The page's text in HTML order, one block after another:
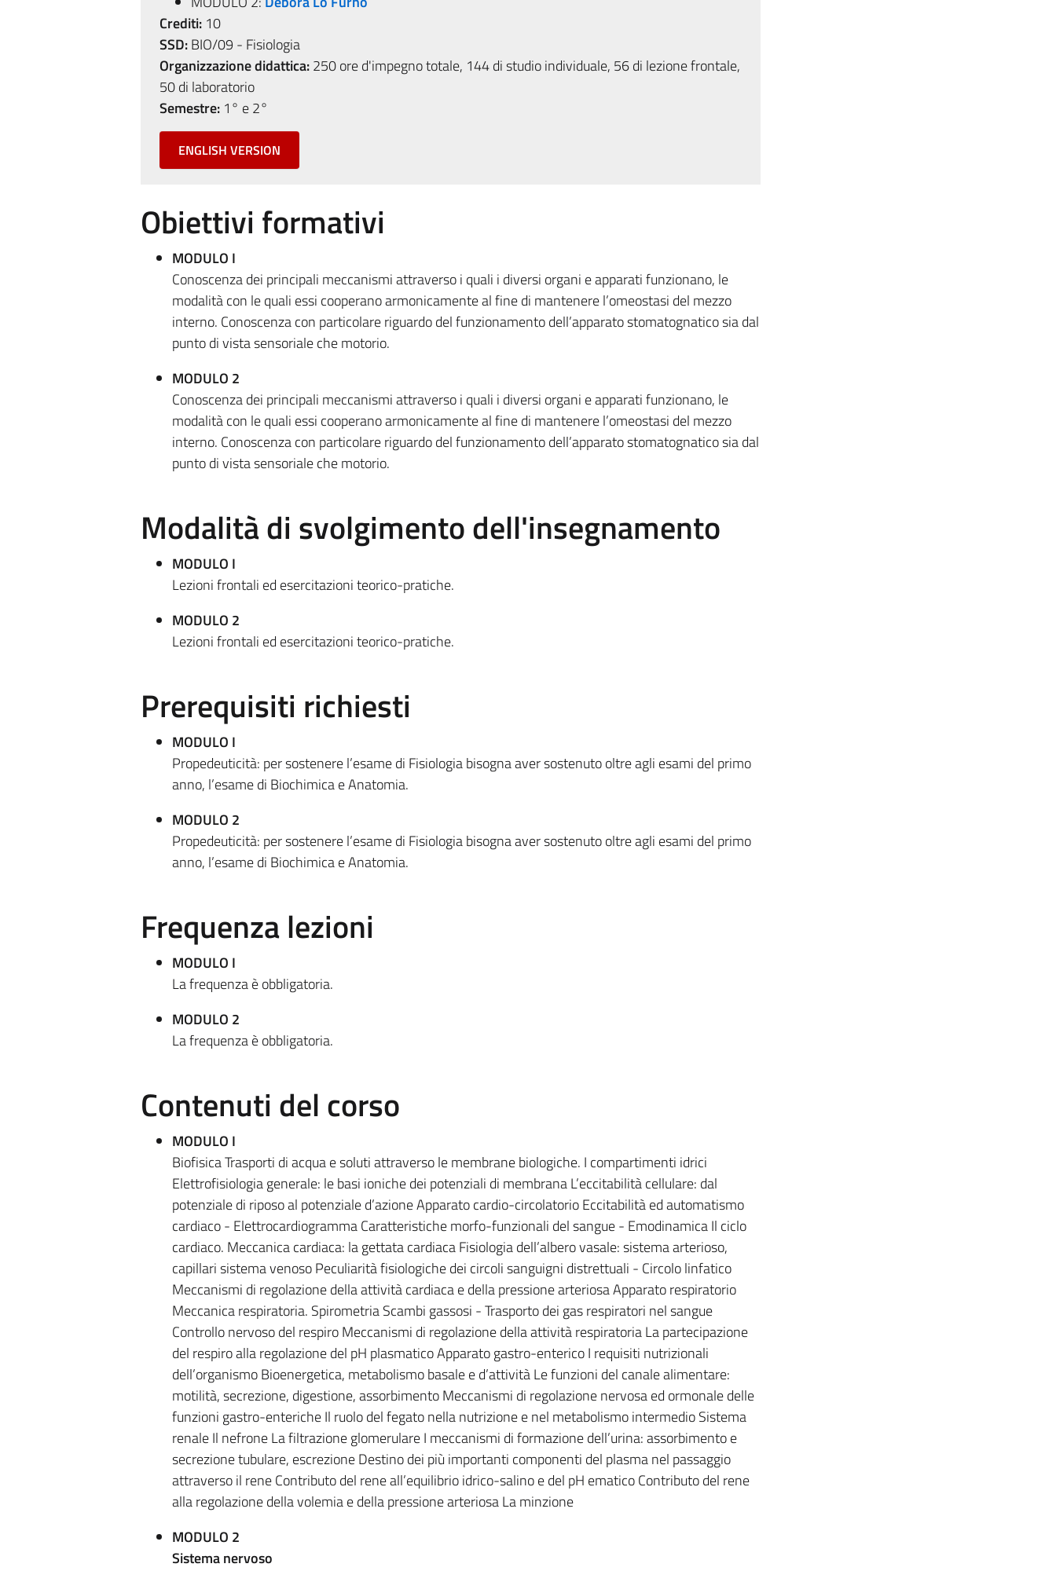
Crediti:10
SSD:BIO/09 - Fisiologia
Organizzazione didattica:250 ore d'impegno totale, 144 di studio individuale, 56 di lezione frontale,
50 di laboratorio
Semestre:1° e 2°
ENGLISH VERSION
Obiettivi formativi
MODULO I
Conoscenza dei principali meccanismi attraverso i quali i diversi organi e apparati funzionano, le
modalità con le quali essi cooperano armonicamente al fine di mantenere l’omeostasi del mezzo
interno. Conoscenza con particolare riguardo del funzionamento dell’apparato stomatognatico sia dal
punto di vista sensoriale che motorio.
MODULO 2
Conoscenza dei principali meccanismi attraverso i quali i diversi organi e apparati funzionano, le
modalità con le quali essi cooperano armonicamente al fine di mantenere l’omeostasi del mezzo
interno. Conoscenza con particolare riguardo del funzionamento dell’apparato stomatognatico sia dal
punto di vista sensoriale che motorio.
Modalità di svolgimento dell'insegnamento
MODULO I
Lezioni frontali ed esercitazioni teorico-pratiche.
MODULO 2
Lezioni frontali ed esercitazioni teorico-pratiche.
Prerequisiti richiesti
MODULO I
Propedeuticità: per sostenere l’esame di Fisiologia bisogna aver sostenuto oltre agli esami del primo
anno, l’esame di Biochimica e Anatomia.
MODULO 2
Propedeuticità: per sostenere l’esame di Fisiologia bisogna aver sostenuto oltre agli esami del primo
anno, l’esame di Biochimica e Anatomia.
Frequenza lezioni
MODULO I
La frequenza è obbligatoria.
MODULO 2
La frequenza è obbligatoria.
Contenuti del corso
MODULO I
Biofisica Trasporti di acqua e soluti attraverso le membrane biologiche. I compartimenti idrici
Elettrofisiologia generale: le basi ioniche dei potenziali di membrana L’eccitabilità cellulare: dal
potenziale di riposo al potenziale d’azione Apparato cardio-circolatorio Eccitabilità ed automatismo
cardiaco - Elettrocardiogramma Caratteristiche morfo-funzionali del sangue - Emodinamica Il ciclo
cardiaco. Meccanica cardiaca: la gettata cardiaca Fisiologia dell’albero vasale: sistema arterioso,
capillari sistema venoso Peculiarità fisiologiche dei circoli sanguigni distrettuali - Circolo linfatico
Meccanismi di regolazione della attività cardiaca e della pressione arteriosa Apparato respiratorio
Meccanica respiratoria. Spirometria Scambi gassosi - Trasporto dei gas respiratori nel sangue
Controllo nervoso del respiro Meccanismi di regolazione della attività respiratoria La partecipazione
del respiro alla regolazione del pH plasmatico Apparato gastro-enterico I requisiti nutrizionali
dell’organismo Bioenergetica, metabolismo basale e d’attività Le funzioni del canale alimentare:
motilità, secrezione, digestione, assorbimento Meccanismi di regolazione nervosa ed ormonale delle
funzioni gastro-enteriche Il ruolo del fegato nella nutrizione e nel metabolismo intermedio Sistema
renale Il nefrone La filtrazione glomerulare I meccanismi di formazione dell’urina: assorbimento e
secrezione tubulare, escrezione Destino dei più importanti componenti del plasma nel passaggio
attraverso il rene Contributo del rene all’equilibrio idrico-salino e del pH ematico Contributo del rene
alla regolazione della volemia e della pressione arteriosa La minzione
MODULO 2
Sistema nervoso